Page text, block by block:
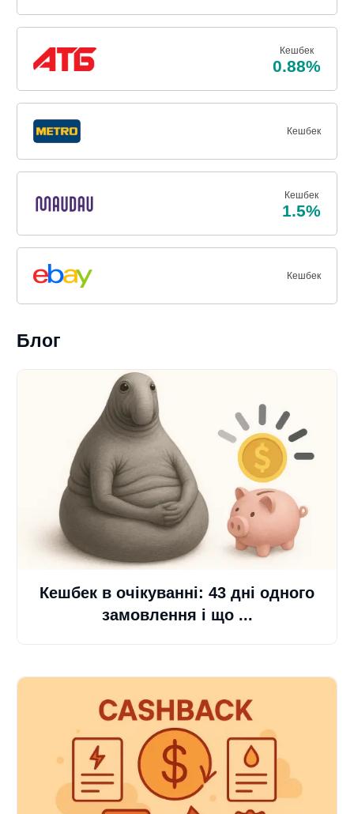
Кешбек
0.88%
Кешбек
Кешбек
1.5%
Кешбек
Блог
Кешбек в очікуванні: 43 дні одного
замовлення і що ...